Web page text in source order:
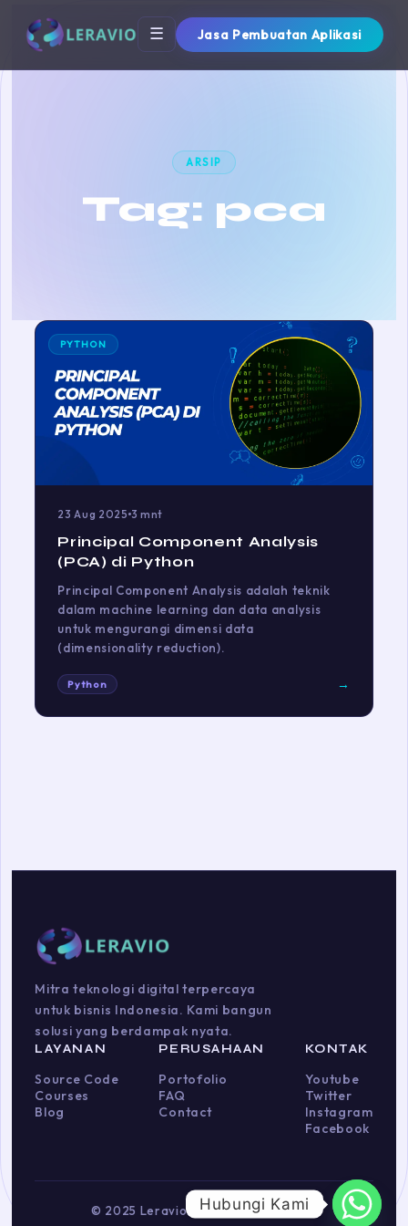
☰ Jasa Pembuatan Aplikasi
ARSIP
Tag: pca
PYTHON
23 Aug 2025 3 mnt
Principal Component Analysis
(PCA) di Python
Principal Component Analysis adalah teknik
dalam machine learning dan data analysis
untuk mengurangi dimensi data
(dimensionality reduction).
Python →
Mitra teknologi digital terpercaya
untuk bisnis Indonesia. Kami bangun
solusi yang berdampak nyata.
LAYANAN
Source Code
Courses
Blog
PERUSAHAAN
Portofolio
FAQ
Contact
KONTAK
Youtube
Twitter
Instagram
Facebook
© 2025 Leravio. Hak cipta dilindungi.
Hubungi Kami